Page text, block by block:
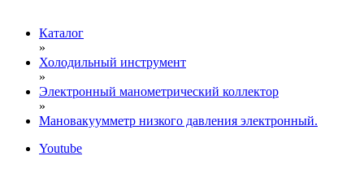
Каталог
»
Холодильный инструмент
»
Электронный манометрический коллектор
»
Мановакуумметр низкого давления электронный.
Youtube